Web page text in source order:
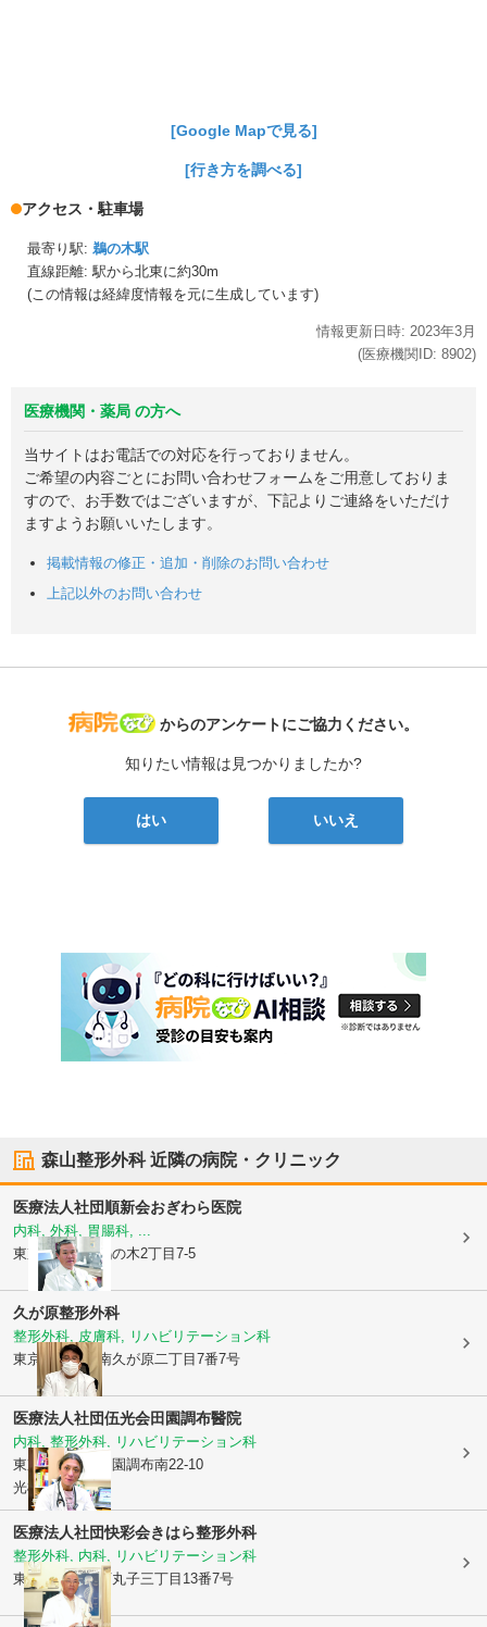
[Google Mapで見る]
[行き方を調べる]
アクセス・駐車場
最寄り駅: 鵜の木駅
直線距離: 駅から北東に約30m
(この情報は経緯度情報を元に生成しています)
情報更新日時: 2023年3月
(医療機関ID: 8902)
医療機関・薬局 の方へ
当サイトはお電話での対応を行っておりません。
ご希望の内容ごとにお問い合わせフォームをご用意しておりま
すので、お手数ではございますが、下記よりご連絡をいただけ
ますようお願いいたします。
掲載情報の修正・追加・削除のお問い合わせ
上記以外のお問い合わせ
病院なび
からのアンケートにご協力ください。
知りたい情報は見つかりましたか?
はい いいえ
森山整形外科近隣の病院・クリニック
医療法人社団順新会おぎわら医院
内科, 外科, 胃腸科, ...
東京都大田区鵜の木2丁目7-5
久が原整形外科
整形外科, 皮膚科, リハビリテーション科
東京都大田区
南久が原二丁目7番7号
医療法人社団伍光会田園調布醫院
内科, 整形外科, リハビリテーション科
東京都大田区
田園調布南22-10
光機舎ビル1階
医療法人社団快彩会きはら整形外科
整形外科, 内科, リハビリテーション科
東京都大田区下丸子三丁目13番7号